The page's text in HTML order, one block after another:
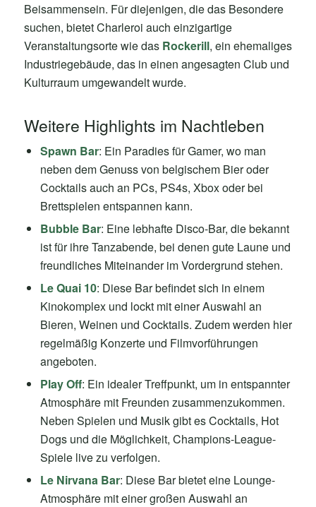
Beisammensein. Für diejenigen, die das Besondere
suchen, bietet Charleroi auch einzigartige
Veranstaltungsorte wie das Rockerill, ein ehemaliges
Industriegebäude, das in einen angesagten Club und
Kulturraum umgewandelt wurde.
Weitere Highlights im Nachtleben
Spawn Bar: Ein Paradies für Gamer, wo man
neben dem Genuss von belgischem Bier oder
Cocktails auch an PCs, PS4s, Xbox oder bei
Brettspielen entspannen kann.
Bubble Bar: Eine lebhafte Disco-Bar, die bekannt
ist für ihre Tanzabende, bei denen gute Laune und
freundliches Miteinander im Vordergrund stehen.
Le Quai 10: Diese Bar befindet sich in einem
Kinokomplex und lockt mit einer Auswahl an
Bieren, Weinen und Cocktails. Zudem werden hier
regelmäßig Konzerte und Filmvorführungen
angeboten.
Play Off: Ein idealer Treffpunkt, um in entspannter
Atmosphäre mit Freunden zusammenzukommen.
Neben Spielen und Musik gibt es Cocktails, Hot
Dogs und die Möglichkeit, Champions-League-
Spiele live zu verfolgen.
Le Nirvana Bar: Diese Bar bietet eine Lounge-
Atmosphäre mit einer großen Auswahl an